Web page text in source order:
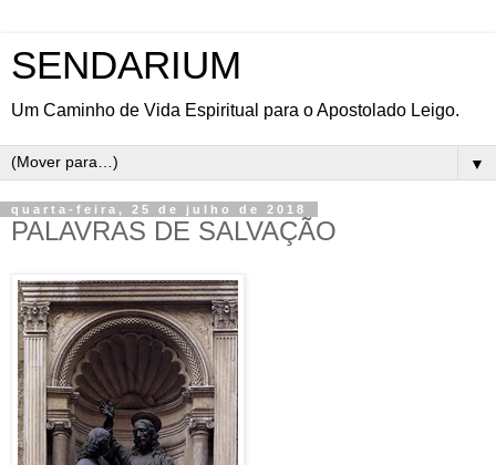
SENDARIUM
Um Caminho de Vida Espiritual para o Apostolado Leigo.
▼
quarta-feira, 25 de julho de 2018
PALAVRAS DE SALVAÇÃO